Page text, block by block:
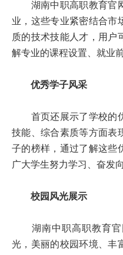
湖南中职高职教育官网
业，这些专业紧密结合市
质的技术技能人才，用户
解专业的课程设置、就业
优秀学子风采
首页还展示了学校的优
技能、综合素质等方面表
子的榜样，通过了解这些
广大学生努力学习、奋发
校园风光展示
湖南中职高职教育官
光，美丽的校园环境、丰